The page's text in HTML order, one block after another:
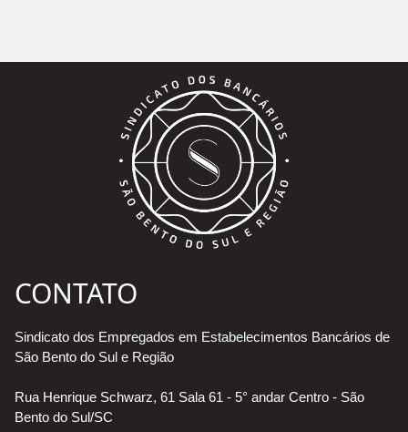
CONTATO
Sindicato dos Empregados em Estabelecimentos Bancários de
São Bento do Sul e Região
Rua Henrique Schwarz, 61 Sala 61 - 5° andar Centro - São
Bento do Sul/SC